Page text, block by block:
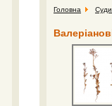
Головна